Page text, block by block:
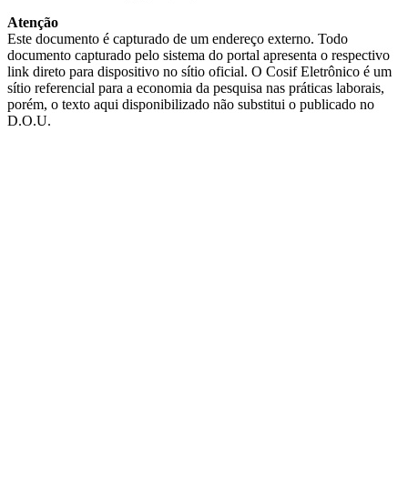
Atenção
Este documento é capturado de um endereço externo. Todo
documento capturado pelo sistema do portal apresenta o respectivo
link direto para dispositivo no sítio oficial. O Cosif Eletrônico é um
sítio referencial para a economia da pesquisa nas práticas laborais,
porém, o texto aqui disponibilizado não substitui o publicado no
D.O.U.